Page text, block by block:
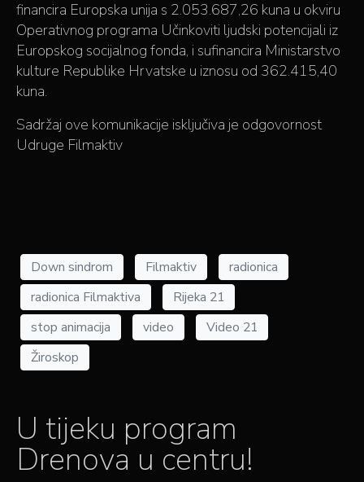
financira Europska unija s 2.053.687,26 kuna u okviru
Operativnog programa Učinkoviti ljudski potencijali iz
Europskog socijalnog fonda, i sufinancira Ministarstvo
kulture Republike Hrvatske u iznosu od 362.415,40
kuna.
Sadržaj ove komunikacije isključiva je odgovornost
Udruge Filmaktiv
Down sindrom Filmaktiv
radionica
radionica Filmaktiva
Rijeka 21
stop animacija
video
Video 21
Žiroskop
U tijeku program
Drenova u centru!